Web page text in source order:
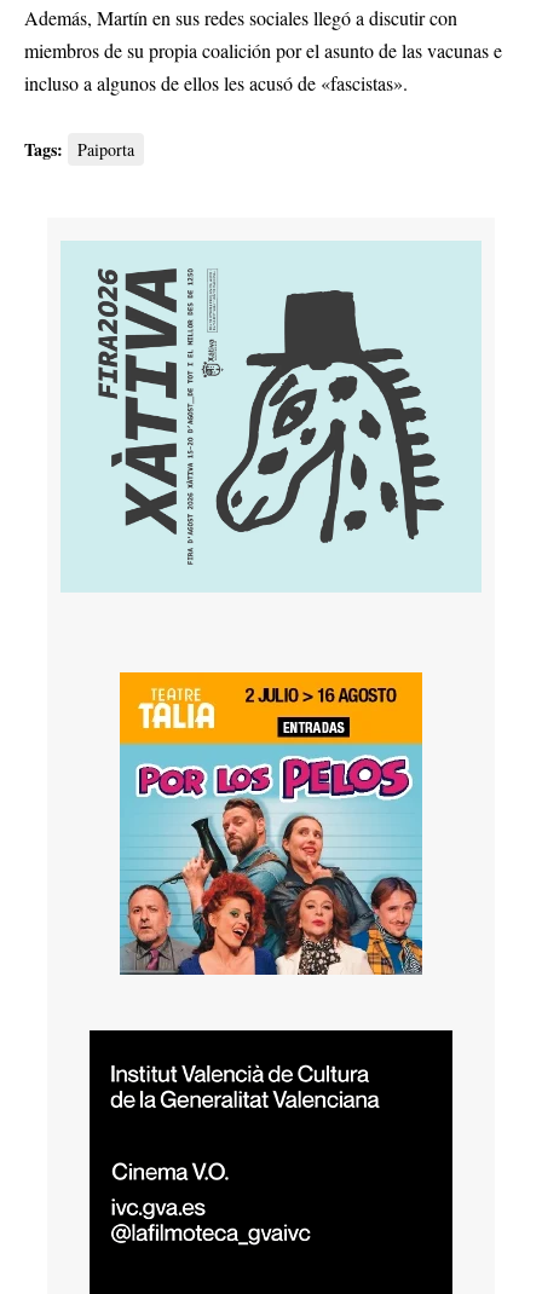
Además, Martín en sus redes sociales llegó a discutir con
miembros de su propia coalición por el asunto de las vacunas e
incluso a algunos de ellos les acusó de «fascistas».
Tags: Paiporta